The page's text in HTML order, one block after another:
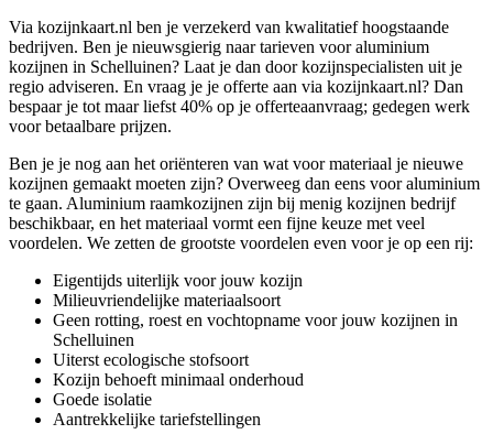
Via kozijnkaart.nl ben je verzekerd van kwalitatief hoogstaande
bedrijven. Ben je nieuwsgierig naar tarieven voor aluminium
kozijnen in Schelluinen? Laat je dan door kozijnspecialisten uit je
regio adviseren. En vraag je je offerte aan via kozijnkaart.nl? Dan
bespaar je tot maar liefst 40% op je offerteaanvraag; gedegen werk
voor betaalbare prijzen.
Ben je je nog aan het oriënteren van wat voor materiaal je nieuwe
kozijnen gemaakt moeten zijn? Overweeg dan eens voor aluminium
te gaan. Aluminium raamkozijnen zijn bij menig kozijnen bedrijf
beschikbaar, en het materiaal vormt een fijne keuze met veel
voordelen. We zetten de grootste voordelen even voor je op een rij:
Eigentijds uiterlijk voor jouw kozijn
Milieuvriendelijke materiaalsoort
Geen rotting, roest en vochtopname voor jouw kozijnen in
Schelluinen
Uiterst ecologische stofsoort
Kozijn behoeft minimaal onderhoud
Goede isolatie
Aantrekkelijke tariefstellingen